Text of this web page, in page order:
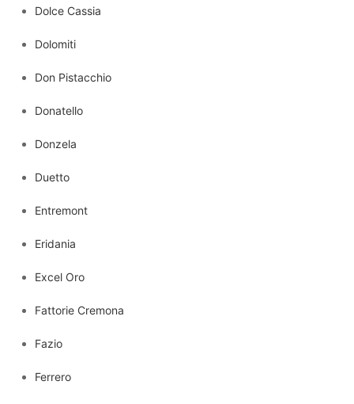
Dolce Cassia
Dolomiti
Don Pistacchio
Donatello
Donzela
Duetto
Entremont
Eridania
Excel Oro
Fattorie Cremona
Fazio
Ferrero